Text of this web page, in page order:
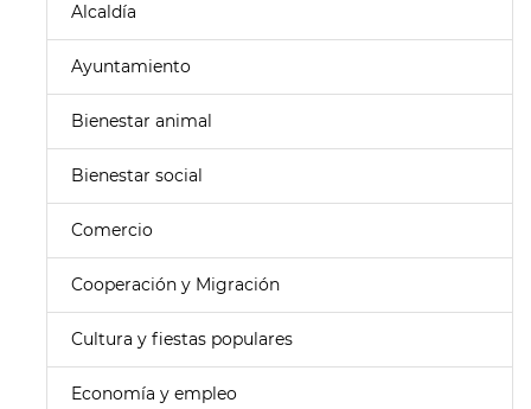
Alcaldía
Ayuntamiento
Bienestar animal
Bienestar social
Comercio
Cooperación y Migración
Cultura y fiestas populares
Economía y empleo